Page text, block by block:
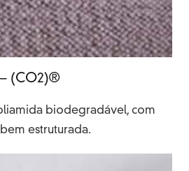
(CO2)®
biodegradável, com
estruturada.